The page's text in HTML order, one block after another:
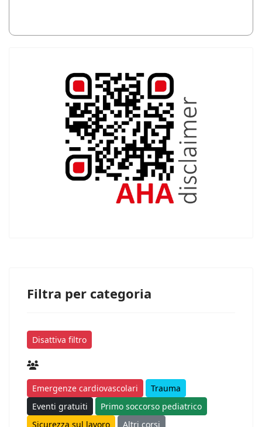
Filtra per categoria
Disattiva filtro
Emergenze cardiovascolari
Trauma
Eventi gratuiti
Primo soccorso pediatrico
Sicurezza sul lavoro
Altri corsi